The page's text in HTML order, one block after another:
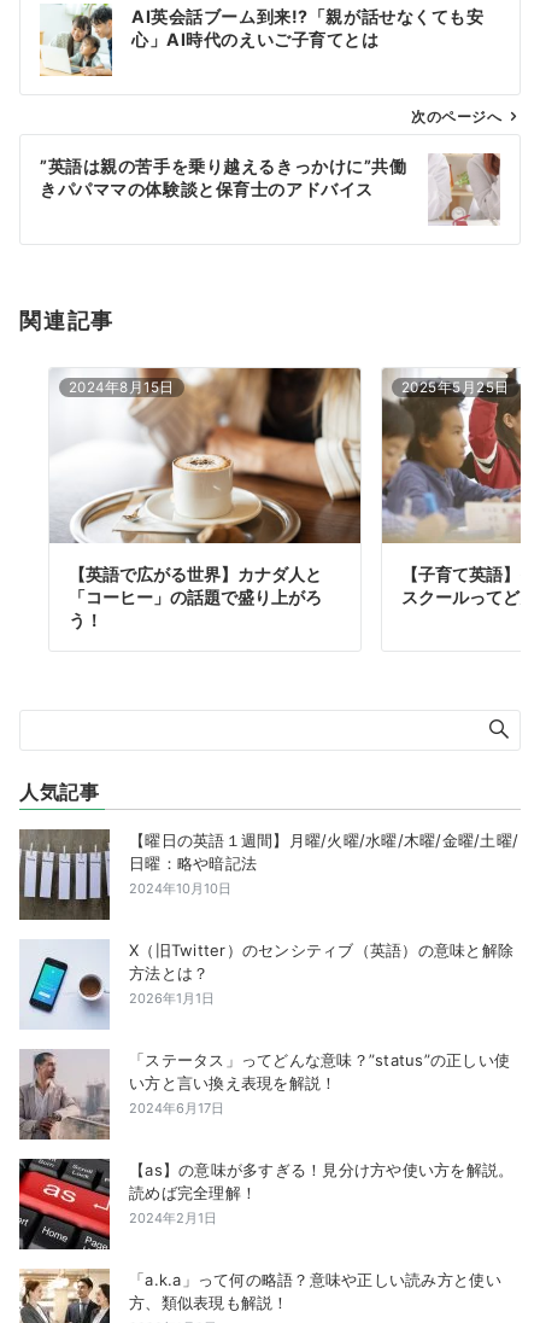
ン
AI英会話ブーム到来!?「親が話せなくても安
心」AI時代のえいご子育てとは
次のページへ
”英語は親の苦手を乗り越えるきっかけに”共働
きパパママの体験談と保育士のアドバイス
関連記事
2024年8月15日
【英語で広がる世界】カナダ人と
「コーヒー」の話題で盛り上がろ
う！
2025年5月25日
【子育て英語】
スクールってど
人気記事
【曜日の英語１週間】月曜/火曜/水曜/木曜/金曜/土曜/
日曜：略や暗記法
2024年10月10日
X（旧Twitter）のセンシティブ（英語）の意味と解除
方法とは？
2026年1月1日
「ステータス」ってどんな意味？”status”の正しい使
い方と言い換え表現を解説！
2024年6月17日
【as】の意味が多すぎる！見分け方や使い方を解説。
読めば完全理解！
2024年2月1日
「a.k.a」って何の略語？意味や正しい読み方と使い
方、類似表現も解説！